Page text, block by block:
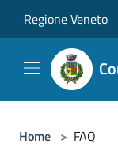
Regione Veneto
Home > FAQ